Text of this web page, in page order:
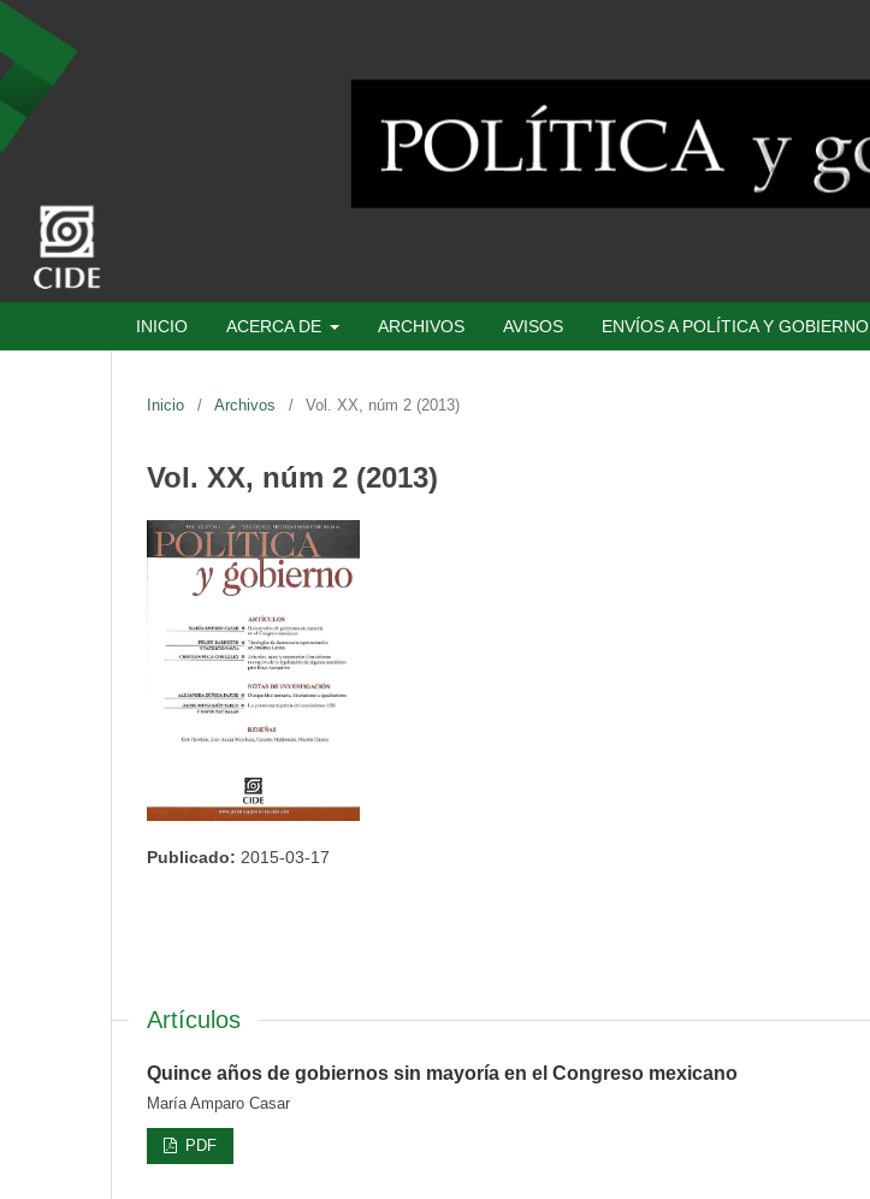
INICIO ACERCA DE ARCHIVOS AVISOS ENVÍOS A POLÍTICA Y GOBIERNO
Inicio / Archivos / Vol. XX, núm 2 (2013)
Vol. XX, núm 2 (2013)
Publicado: 2015-03-17
Artículos
Quince años de gobiernos sin mayoría en el Congreso mexicano
María Amparo Casar
PDF